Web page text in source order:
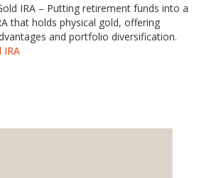
IRA – Putting retirement funds into a
that holds physical gold, offering
and portfolio diversification.
IRA